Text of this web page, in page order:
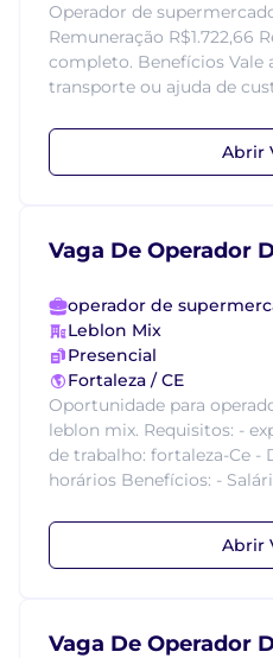
Operador de
Remuneração R$1.722,66
completo. Benefícios Vale
transporte ou ajuda de
Abrir
Vaga De Operador
operador de
Leblon Mix
Presencial
Fortaleza / CE
Oportunidade para
leblon mix. Requisitos: -
de trabalho: fortaleza-Ce -
horários Benefícios: -
Abrir
Vaga De Operador